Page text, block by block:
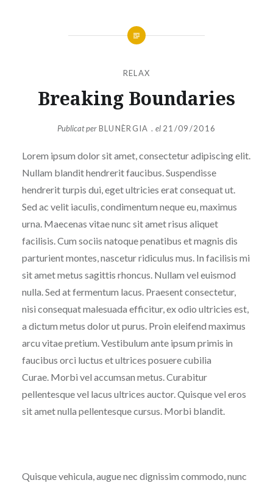
RELAX
Breaking Boundaries
Publicat perBLUNÈRGIA . el 21/09/2016
Lorem ipsum dolor sit amet, consectetur adipiscing elit.
Nullam blandit hendrerit faucibus. Suspendisse
hendrerit turpis dui, eget ultricies erat consequat ut.
Sed ac velit iaculis, condimentum neque eu, maximus
urna. Maecenas vitae nunc sit amet risus aliquet
facilisis. Cum sociis natoque penatibus et magnis dis
parturient montes, nascetur ridiculus mus. In facilisis mi
sit amet metus sagittis rhoncus. Nullam vel euismod
nulla. Sed at fermentum lacus. Praesent consectetur,
nisi consequat malesuada efficitur, ex odio ultricies est,
a dictum metus dolor ut purus. Proin eleifend maximus
arcu vitae pretium. Vestibulum ante ipsum primis in
faucibus orci luctus et ultrices posuere cubilia
Curae. Morbi vel accumsan metus. Curabitur
pellentesque vel lacus ultrices auctor. Quisque vel eros
sit amet nulla pellentesque cursus. Morbi blandit.
Quisque vehicula, augue nec dignissim commodo, nunc